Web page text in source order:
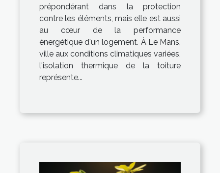
prépondérant dans la protection
contre les éléments, mais elle est aussi
au cœur de la performance
énergétique d'un logement. À Le Mans,
ville aux conditions climatiques variées,
l'isolation thermique de la toiture
représente...